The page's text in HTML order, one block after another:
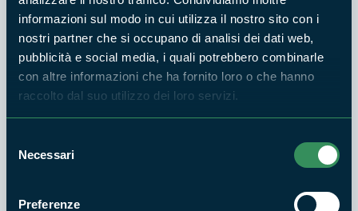
informazioni sul modo in cui utilizza il nostro sito con i
nostri partner che si occupano di analisi dei dati web,
pubblicità e social media, i quali potrebbero combinarle
con altre informazioni che ha fornito loro o che hanno
raccolto dal suo utilizzo dei loro servizi.
delNecessari
Preferenze
Il Parco Riviera di Ulisse e il "viaggiatore
sostenibile"
9 OTT 2019 - ENTE PARCO REGIONALE RIVIERA DI ULISSE -
MONTE ORLANDO